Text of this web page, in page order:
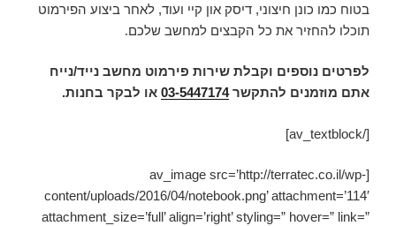
בטוח כמו כונן חיצוני, דיסק און קיי ועוד, לאחר ביצוע הפירמוט
תוכלו להחזיר את כל הקבצים למחשב שלכם.
לפרטים נוספים וקבלת שירות פירמוט מחשב נייד/נייח
אתם מוזמנים להתקשר03-5447174 או לבקר בחנות.
[/av_textblock]
[av_image src=’http://terratec.co.il/wp-
content/uploads/2016/04/notebook.png’ attachment=’114′
attachment_size=’full’ align=’right’ styling=” hover=” link=”